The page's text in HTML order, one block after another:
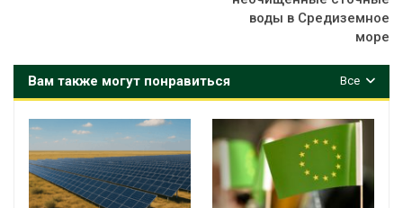
воды в Средиземное
море
Все
Вам также могут понравиться